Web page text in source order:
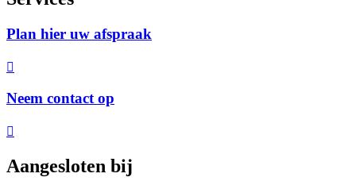
Plan hier uw afspraak
Neem contact op
Aangesloten bij